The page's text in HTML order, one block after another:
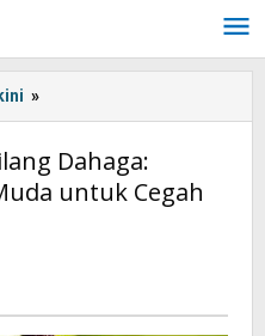
»
Hanya
Dahaga:
Manfaat
Cegah
Dahaga:
untuk Cegah